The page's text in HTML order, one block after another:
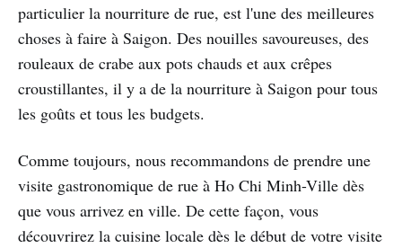
particulier la nourriture de rue, est l'une des meilleures
choses à faire à Saigon. Des nouilles savoureuses, des
rouleaux de crabe aux pots chauds et aux crêpes
croustillantes, il y a de la nourriture à Saigon pour tous
les goûts et tous les budgets.
Comme toujours, nous recommandons de prendre une
visite gastronomique de rue à Ho Chi Minh-Ville dès
que vous arrivez en ville. De cette façon, vous
découvrirez la cuisine locale dès le début de votre visite